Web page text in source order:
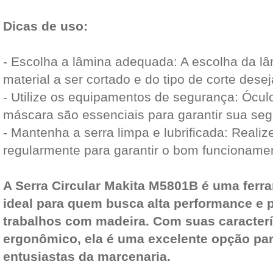
Dicas de uso:
- Escolha a lâmina adequada: A escolha da
material a ser cortado e do tipo de corte
- Utilize os equipamentos de segurança:
máscara são essenciais para garantir sua
- Mantenha a serra limpa e lubrificada:
regularmente para garantir o bom
A Serra Circular Makita M5801B é uma
ideal para quem busca alta performance e
trabalhos com madeira. Com suas
ergonômico, ela é uma excelente opção
entusiastas da marcenaria.